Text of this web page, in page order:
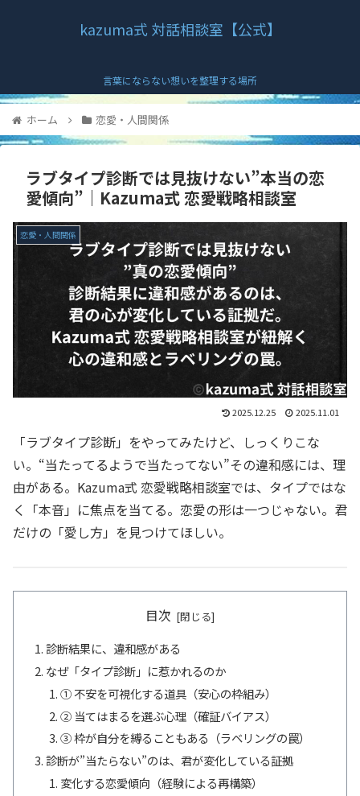
kazuma式 対話相談室【公式】
言葉にならない想いを整理する場所
ホーム 恋愛・人間関係
ラブタイプ診断では見抜けない”本当の恋
愛傾向”｜Kazuma式 恋愛戦略相談室
恋愛・人間関係
2025.12.25 2025.11.01
「ラブタイプ診断」をやってみたけど、しっくりこな
い。“当たってるようで当たってない”その違和感には、理
由がある。Kazuma式 恋愛戦略相談室では、タイプではな
く「本音」に焦点を当てる。恋愛の形は一つじゃない。君
だけの「愛し方」を見つけてほしい。
目次
診断結果に、違和感がある
なぜ「タイプ診断」に惹かれるのか
① 不安を可視化する道具（安心の枠組み）
② 当てはまるを選ぶ心理（確証バイアス）
③ 枠が自分を縛ることもある（ラベリングの罠）
診断が”当たらない”のは、君が変化している証拠
変化する恋愛傾向（経験による再構築）